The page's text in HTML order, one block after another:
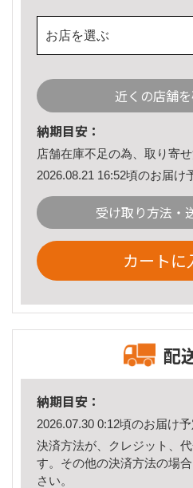
お店を選ぶ
近くの店舗
納期目安：
店舗在庫不足の為、取り寄せ
2026.08.21 16:52頃のお届け
受け取り方法・
カートに
配
納期目安：
2026.07.30 0:12頃のお届け予
決済方法が、クレジット、
す。その他の決済方法の場
さい。